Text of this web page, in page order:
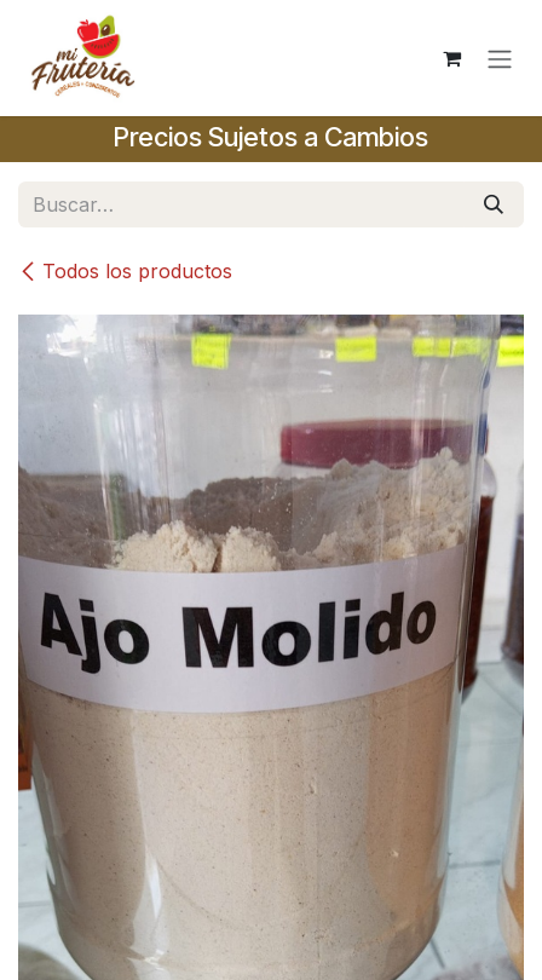
Ir al contenido
Precios Sujetos a Cambios
Todos los productos